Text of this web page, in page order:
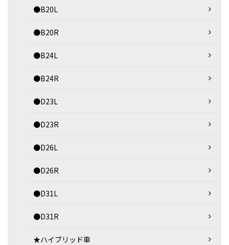
●B20L
●B20R
●B24L
●B24R
●D23L
●D23R
●D26L
●D26R
●D31L
●D31R
★ハイブリッド車